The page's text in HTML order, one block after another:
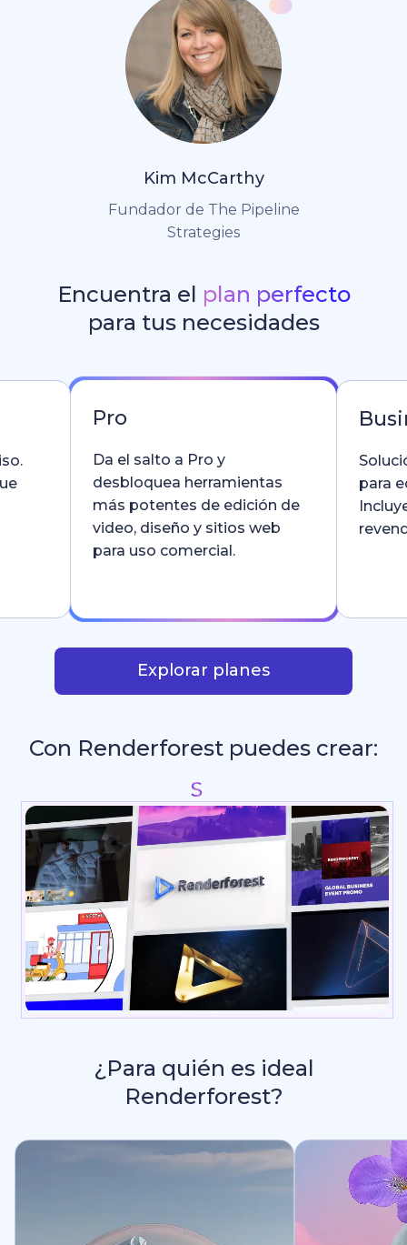
Kim McCarthy
Fundador de The Pipeline
Strategies
Encuentra el plan perfecto
para tus necesidades
Pro
Da el salto a Pro y
desbloquea herramientas
más potentes de edición de
video, diseño y sitios web
para uso comercial.
para
Explorar planes
Con Renderforest puedes crear:
Intros y anima
¿Para quién es ideal
Renderforest?